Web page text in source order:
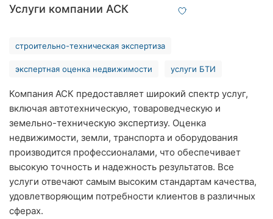
Все
города:
Житомир
Тернополь
Хмельницкий
Ровно
Одесса
Кропивницкий
Услуги компании АСК
строительно-техническая экспертиза
экспертная оценка недвижимости услуги БТИ
Компания АСК предоставляет широкий спектр услуг,
включая автотехническую, товароведческую и
земельно-техническую экспертизу. Оценка
недвижимости, земли, транспорта и оборудования
производится профессионалами, что обеспечивает
высокую точность и надежность результатов. Все
услуги отвечают самым высоким стандартам качества,
удовлетворяющим потребности клиентов в различных
сферах.